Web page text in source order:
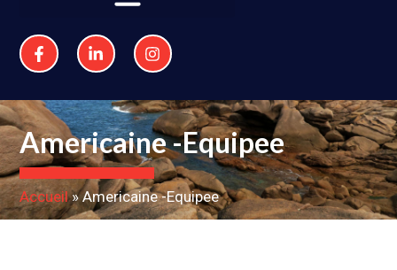
Americaine -Equipee
Accueil»Americaine -Equipee